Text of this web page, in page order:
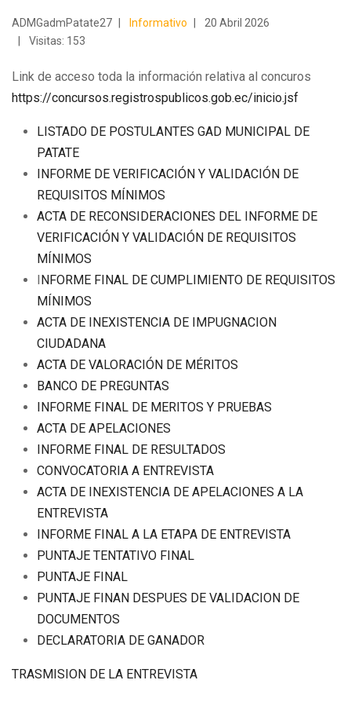
ADMGadmPatate27 Informativo
20 Abril 2026
Visitas: 153
Link de acceso toda la información relativa al concuros
https://concursos.registrospublicos.gob.ec/inicio.jsf
LISTADO DE POSTULANTES GAD MUNICIPAL DE
PATATE
INFORME DE VERIFICACIÓN Y VALIDACIÓN DE
REQUISITOS MÍNIMOS
ACTA DE RECONSIDERACIONES DEL INFORME DE
VERIFICACIÓN Y VALIDACIÓN DE REQUISITOS
MÍNIMOS
INFORME FINAL DE CUMPLIMIENTO DE REQUISITOS
MÍNIMOS
ACTA DE INEXISTENCIA DE IMPUGNACION
CIUDADANA
ACTA DE VALORACIÓN DE MÉRITOS
BANCO DE PREGUNTAS
INFORME FINAL DE MERITOS Y PRUEBAS
ACTA DE APELACIONES
INFORME FINAL DE RESULTADOS
CONVOCATORIA A ENTREVISTA
ACTA DE INEXISTENCIA DE APELACIONES A LA
ENTREVISTA
INFORME FINAL A LA ETAPA DE ENTREVISTA
PUNTAJE TENTATIVO FINAL
PUNTAJE FINAL
PUNTAJE FINAN DESPUES DE VALIDACION DE
DOCUMENTOS
DECLARATORIA DE GANADOR
TRASMISION DE LA ENTREVISTA